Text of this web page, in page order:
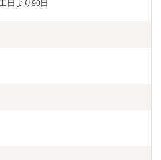
日より90日